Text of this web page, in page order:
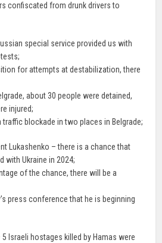
confiscated from drunk drivers to
special service provided us with
for attempts at destabilization, there
about 30 people were detained,
injured;
blockade in two places in Belgrade;
Lukashenko – there is a chance that
with Ukraine in 2024;
of the chance, there will be a
press conference that he is beginning
Israeli hostages killed by Hamas were